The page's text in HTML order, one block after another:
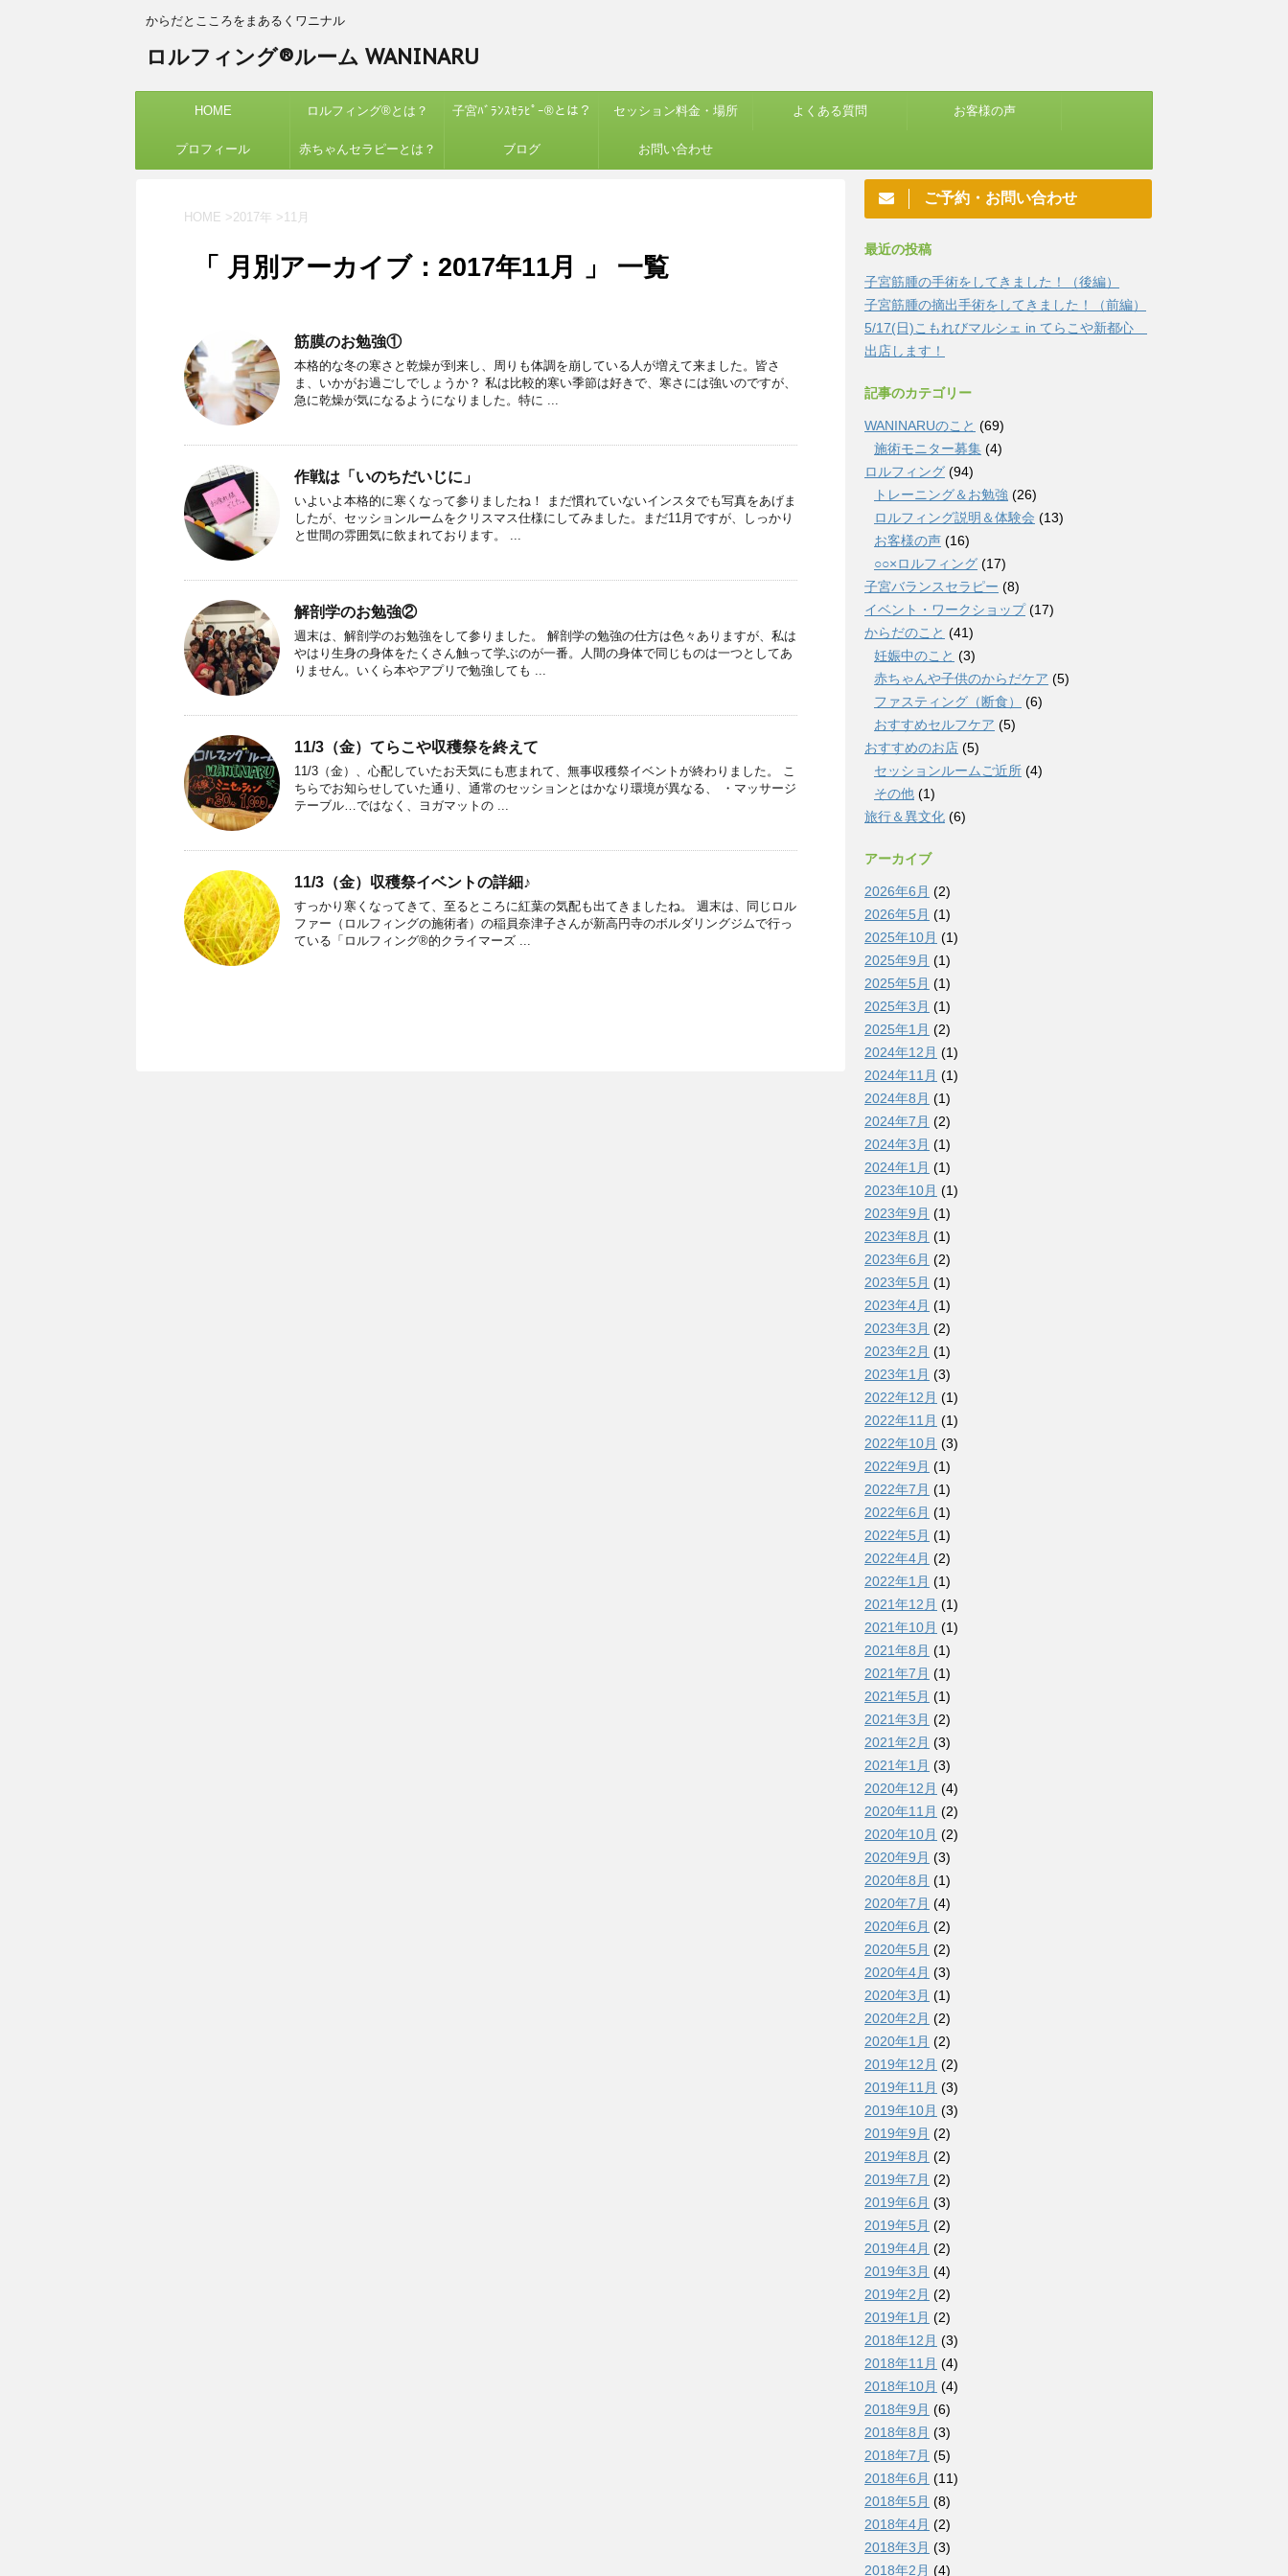
からだとこころをまあるくワニナル
ロルフィング®ルーム WANINARU
HOME ロルフィング®︎とは？ 子宮ﾊﾞﾗﾝｽｾﾗﾋﾟｰ®︎とは？ セッション料金・場所 よくある質問 お客様の声
プロフィール 赤ちゃんセラピーとは？ ブログ お問い合わせ
HOME >2017年 >11月
「 月別アーカイブ：2017年11月 」 一覧
筋膜のお勉強①
本格的な冬の寒さと乾燥が到来し、周りも体調を崩している人が増えて来ました。皆さ
ま、いかがお過ごしでしょうか？ 私は比較的寒い季節は好きで、寒さには強いのですが、
急に乾燥が気になるようになりました。特に ...
作戦は「いのちだいじに」
いよいよ本格的に寒くなって参りましたね！ まだ慣れていないインスタでも写真をあげま
したが、セッションルームをクリスマス仕様にしてみました。まだ11月ですが、しっかり
と世間の雰囲気に飲まれております。 ...
解剖学のお勉強②
週末は、解剖学のお勉強をして参りました。 解剖学の勉強の仕方は色々ありますが、私は
やはり生身の身体をたくさん触って学ぶのが一番。人間の身体で同じものは一つとしてあ
りません。いくら本やアプリで勉強しても ...
11/3（金）てらこや収穫祭を終えて
11/3（金）、心配していたお天気にも恵まれて、無事収穫祭イベントが終わりました。 こ
ちらでお知らせしていた通り、通常のセッションとはかなり環境が異なる、 ・マッサージ
テーブル…ではなく、ヨガマットの ...
11/3（金）収穫祭イベントの詳細♪
すっかり寒くなってきて、至るところに紅葉の気配も出てきましたね。 週末は、同じロル
ファー（ロルフィングの施術者）の稲員奈津子さんが新高円寺のボルダリングジムで行っ
ている「ロルフィング®︎的クライマーズ ...
ご予約・お問い合わせ
最近の投稿
子宮筋腫の手術をしてきました！（後編）
子宮筋腫の摘出手術をしてきました！（前編）
5/17(日)こもれびマルシェ in てらこや新都心
出店します！
記事のカテゴリー
WANINARUのこと (69)
施術モニター募集 (4)
ロルフィング (94)
トレーニング＆お勉強 (26)
ロルフィング説明＆体験会 (13)
お客様の声 (16)
○○×ロルフィング (17)
子宮バランスセラピー (8)
イベント・ワークショップ(17)
からだのこと (41)
妊娠中のこと (3)
赤ちゃんや子供のからだケア (5)
ファスティング（断食）
(6)
おすすめセルフケア (5)
おすすめのお店 (5)
セッションルームご近所 (4)
その他 (1)
旅行＆異文化 (6)
アーカイブ
2026年6月 (2)
2026年5月 (1)
2025年10月 (1)
2025年9月 (1)
2025年5月 (1)
2025年3月 (1)
2025年1月 (2)
2024年12月 (1)
2024年11月 (1)
2024年8月 (1)
2024年7月 (2)
2024年3月 (1)
2024年1月 (1)
2023年10月 (1)
2023年9月 (1)
2023年8月 (1)
2023年6月 (2)
2023年5月 (1)
2023年4月 (1)
2023年3月 (2)
2023年2月 (1)
2023年1月 (3)
2022年12月 (1)
2022年11月 (1)
2022年10月 (3)
2022年9月 (1)
2022年7月 (1)
2022年6月 (1)
2022年5月 (1)
2022年4月 (2)
2022年1月 (1)
2021年12月 (1)
2021年10月 (1)
2021年8月 (1)
2021年7月 (1)
2021年5月 (1)
2021年3月 (2)
2021年2月 (3)
2021年1月 (3)
2020年12月 (4)
2020年11月 (2)
2020年10月 (2)
2020年9月 (3)
2020年8月 (1)
2020年7月 (4)
2020年6月 (2)
2020年5月 (2)
2020年4月 (3)
2020年3月 (1)
2020年2月 (2)
2020年1月 (2)
2019年12月 (2)
2019年11月 (3)
2019年10月 (3)
2019年9月 (2)
2019年8月 (2)
2019年7月 (2)
2019年6月 (3)
2019年5月 (2)
2019年4月 (2)
2019年3月 (4)
2019年2月 (2)
2019年1月 (2)
2018年12月 (3)
2018年11月 (4)
2018年10月 (4)
2018年9月 (6)
2018年8月 (3)
2018年7月 (5)
2018年6月 (11)
2018年5月 (8)
2018年4月 (2)
2018年3月 (3)
2018年2月 (4)